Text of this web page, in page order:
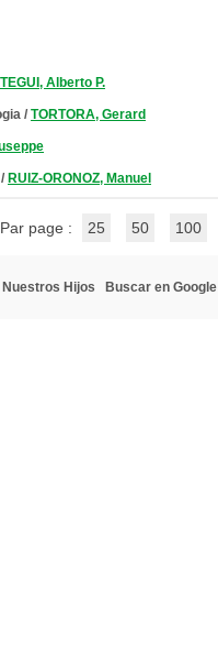
Alberto P.
/ TORTORA, Gerard
/ RUIZ-ORONOZ, Manuel
Par page : 25 50 100
Hijos Buscar en Google